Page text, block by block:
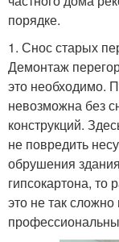
порядке.
1. Снос старых
Демонтаж
это необходимо.
невозможна без
конструкций.
не повредить
обрушения
гипсокартона, то
это не так